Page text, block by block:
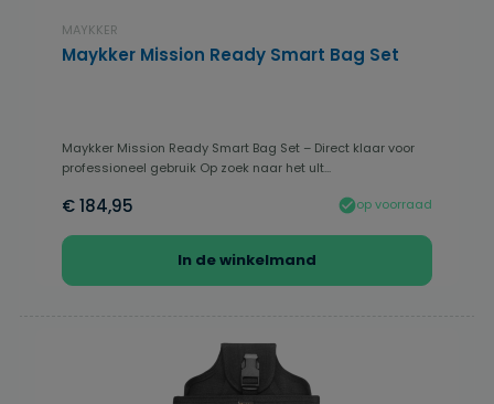
MAYKKER
Maykker Mission Ready Smart Bag Set
Maykker Mission Ready Smart Bag Set – Direct klaar voor
professioneel gebruik Op zoek naar het ult...
€ 184,95 op voorraad
In de winkelmand